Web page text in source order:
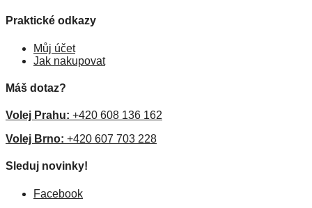
Praktické odkazy
Můj účet
Jak nakupovat
Máš dotaz?
Volej Prahu: +420 608 136 162
Volej Brno: +420 607 703 228
Sleduj novinky!
Facebook